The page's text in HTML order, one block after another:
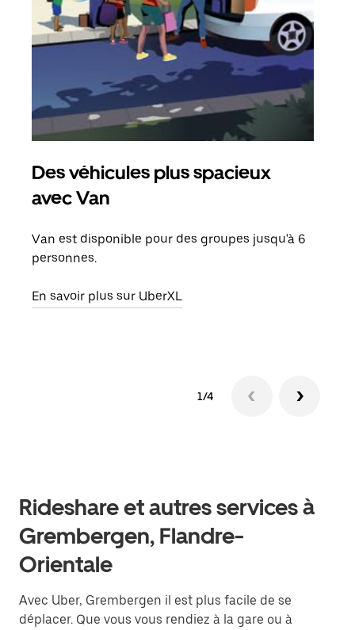
Des véhicules plus spacieux
avec Van
Van est disponible pour des groupes jusqu'à 6
personnes.
En savoir plus sur UberXL
1/4
Rideshare et autres services à
Grembergen, Flandre-
Orientale
Avec Uber, Grembergen il est plus facile de se
déplacer. Que vous vous rendiez à la gare ou à